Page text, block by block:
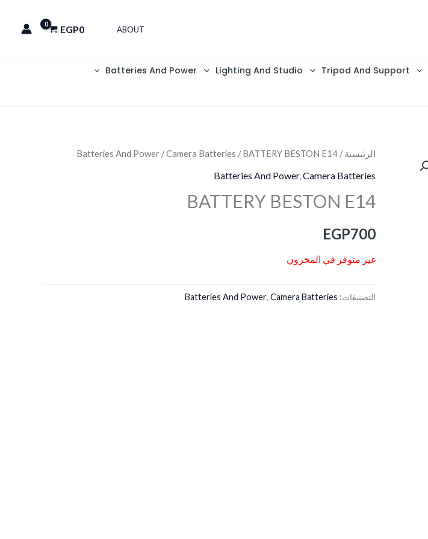
ABOUT
EGP0
Tripod And Support
Lighting And Studio
Batteries And Power
الرئيسية/
Batteries And Power /Camera Batteries / BATTERY BESTON E14
Batteries And Power, Camera Batteries
BATTERY BESTON E14
EGP700
غير متوفر في المخزون
التصنيفات: Batteries And Power, Camera Batteries